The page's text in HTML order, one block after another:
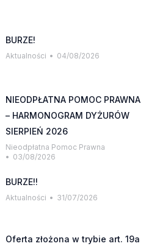
BURZE!
Aktualności 04/08/2026
NIEODPŁATNA POMOC PRAWNA
– HARMONOGRAM DYŻURÓW
SIERPIEŃ 2026
Nieodpłatna Pomoc Prawna
03/08/2026
BURZE!!
Aktualności 31/07/2026
Oferta złożona w trybie art. 19a